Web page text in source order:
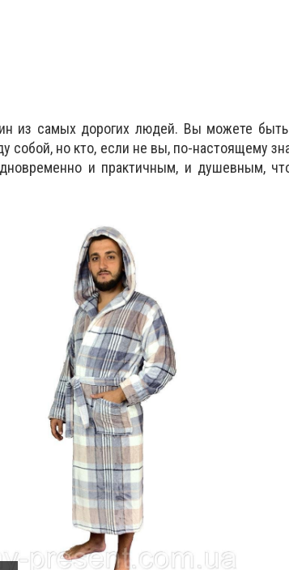
из самых дорогих людей. Вы можете быть
собой, но кто, если не вы, по-настоящему
и практичным, и душевным,